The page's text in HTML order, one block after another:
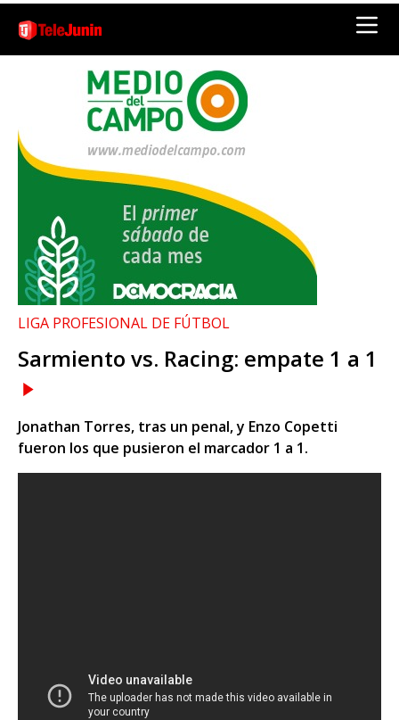
LIGA PROFESIONAL DE FÚTBOL
Sarmiento vs. Racing: empate 1 a 1
Jonathan Torres, tras un penal, y Enzo Copetti
fueron los que pusieron el marcador 1 a 1.